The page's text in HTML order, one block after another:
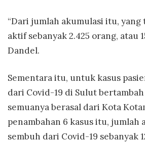
“Dari jumlah akumulasi itu, yang
aktif sebanyak 2.425 orang, atau
Dandel.
Sementara itu, untuk kasus
dari Covid-19 di Sulut
semuanya berasal dari Kota
penambahan 6 kasus itu, jumlah
sembuh dari Covid-19 sebanyak